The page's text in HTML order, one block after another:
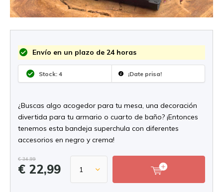
Envío en un plazo de 24 horas
Stock: 4 ¡Date prisa!
¿Buscas algo acogedor para tu mesa, una decoración
divertida para tu armario o cuarto de baño? ¡Entonces
tenemos esta bandeja superchula con diferentes
accesorios en negro y crema!
€ 34,99
€ 22,99